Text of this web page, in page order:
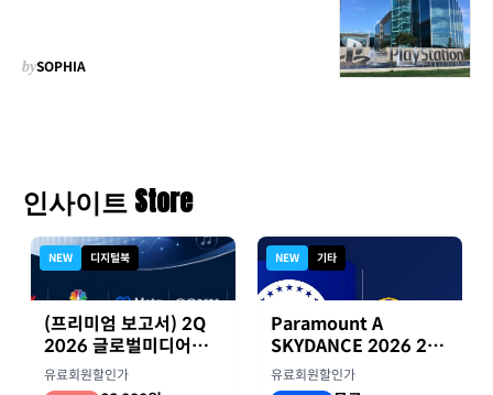
bySOPHIA
인사이트 Store
NEW 디지털북
(프리미엄 보고서) 2Q
2026 글로벌미디어기
업 실적 종합 보고서
유료회원할인가
NEW 기타
Paramount A
SKYDANCE 2026 2분
기 실적
유료회원할인가